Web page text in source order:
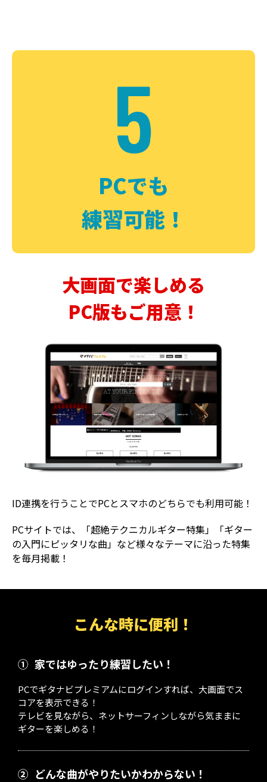
5
PCでも
練習可能！
大画面で楽しめる
PC版もご用意！
ID連携を行うことでPCとスマホのどちらでも利用可能！
PCサイトでは、「超絶テクニカルギター特集」「ギター
の入門にピッタリな曲」など様々なテーマに沿った特集
を毎月掲載！
こんな時に便利！
① 家ではゆったり練習したい！
PCでギタナビプレミアムにログインすれば、大画面でス
コアを表示できる！
テレビを見ながら、ネットサーフィンしながら気ままに
ギターを楽しめる！
② どんな曲がやりたいかわからない！